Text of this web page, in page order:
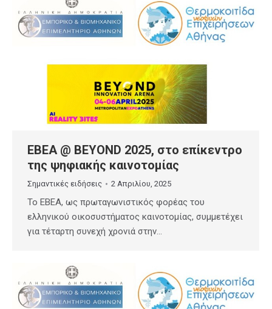
ΕΒΕΑ @ BEYOND 2025, στο επίκεντρο
της ψηφιακής καινοτομίας
Σημαντικές ειδήσεις 2 Απριλίου, 2025
Το ΕΒΕΑ, ως πρωταγωνιστικός φορέας του
ελληνικού οικοσυστήματος καινοτομίας, συμμετέχει
για τέταρτη συνεχή χρονιά στην…